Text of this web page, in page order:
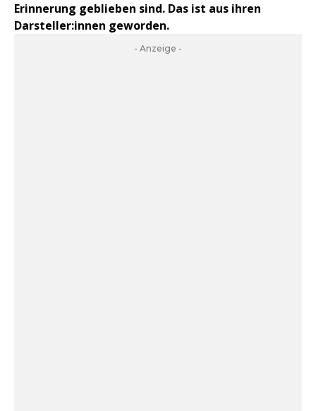
Erinnerung geblieben sind. Das ist aus ihren
Darsteller:innen geworden.
- Anzeige -